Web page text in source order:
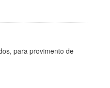
para provimento de